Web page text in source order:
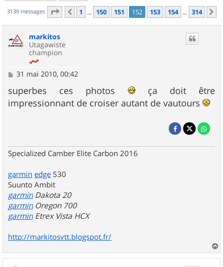
3139 messages Page 152 sur314
Précédent
1 … 150 151 152 153 154 … 314
markitos
Utagawiste
champion
M
s
s
a
31 mai 2010, 00:42
superbes ces photos
ça doit être
impressionnant de croiser autant de vautours
Specialized Camber Elite Carbon 2016
garmin edge 530
Suunto Ambit
garmin Dakota 20
garmin Oregon 700
garmin Etrex Vista HCX
http://markitosvtt.blogspot.fr/
a